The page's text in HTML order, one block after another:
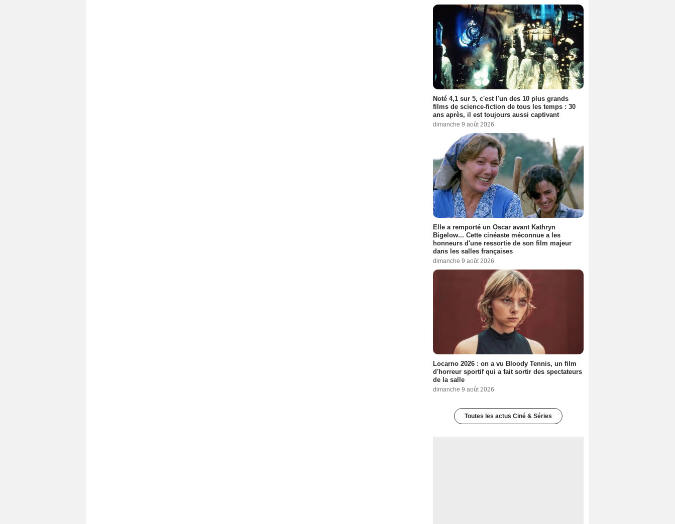
Noté 4,1 sur 5, c'est l'un des 10 plus grands
films de science-fiction de tous les temps : 30
ans après, il est toujours aussi captivant
dimanche 9 août 2026
Elle a remporté un Oscar avant Kathryn
Bigelow... Cette cinéaste méconnue a les
honneurs d'une ressortie de son film majeur
dans les salles françaises
dimanche 9 août 2026
Locarno 2026 : on a vu Bloody Tennis, un film
d'horreur sportif qui a fait sortir des spectateurs
de la salle
dimanche 9 août 2026
Toutes les actus Ciné & Séries